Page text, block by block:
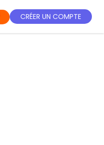
CRÉER UN COMPTE